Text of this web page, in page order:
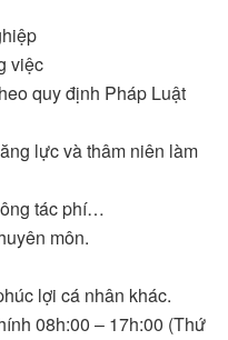
việc
quy định Pháp Luật
lực và thâm niên làm
tác phí…
môn.
lợi cá nhân khác.
08h:00 – 17h:00 (Thứ